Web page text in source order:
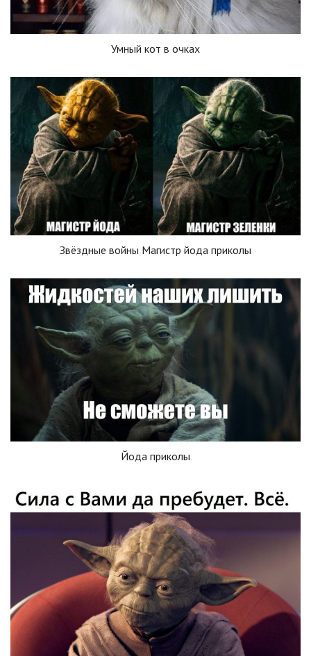
Умный кот в очках
Звёздные войны Магистр йода приколы
Йода приколы